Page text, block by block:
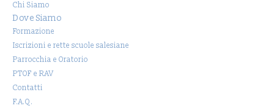
Chi Siamo
Dove Siamo
Formazione
Iscrizioni e rette scuole salesiane
Parrocchia e Oratorio
PTOF e RAV
Contatti
F.A.Q.